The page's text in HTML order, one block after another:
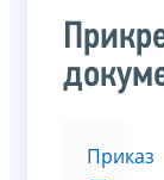
Приказ